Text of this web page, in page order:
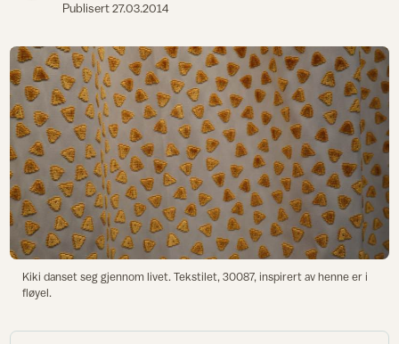
Publisert27.03.2014
Kiki danset seg gjennom livet. Tekstilet, 30087, inspirert av henne er i
fløyel.